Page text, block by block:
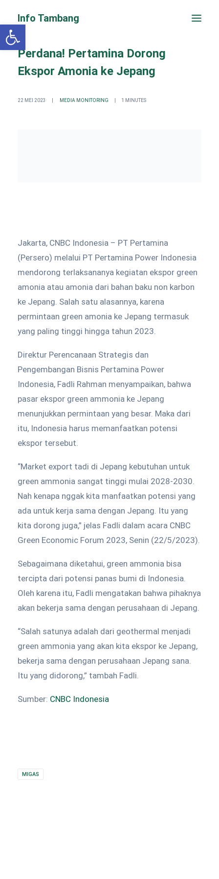
Info Tambang
Perdana! Pertamina Dorong
Ekspor Amonia ke Jepang
22 MEI 2023 MEDIA MONITORING 1 MINUTES
Jakarta, CNBC Indonesia – PT Pertamina
(Persero) melalui PT Pertamina Power Indonesia
mendorong terlaksananya kegiatan ekspor green
amonia atau amonia dari bahan baku non karbon
ke Jepang. Salah satu alasannya, karena
permintaan green amonia ke Jepang termasuk
yang paling tinggi hingga tahun 2023.
Direktur Perencanaan Strategis dan
Pengembangan Bisnis Pertamina Power
Indonesia, Fadli Rahman menyampaikan, bahwa
pasar ekspor green ammonia ke Jepang
menunjukkan permintaan yang besar. Maka dari
itu, Indonesia harus memanfaatkan potensi
ekspor tersebut.
“Market export tadi di Jepang kebutuhan untuk
green ammonia sangat tinggi mulai 2028-2030.
Nah kenapa nggak kita manfaatkan potensi yang
ada untuk kerja sama dengan Jepang. Itu yang
kita dorong juga,” jelas Fadli dalam acara CNBC
Green Economic Forum 2023, Senin (22/5/2023).
Sebagaimana diketahui, green ammonia bisa
tercipta dari potensi panas bumi di Indonesia.
Oleh karena itu, Fadli mengatakan bahwa pihaknya
akan bekerja sama dengan perusahaan di Jepang.
“Salah satunya adalah dari geothermal menjadi
green ammonia yang akan kita ekspor ke Jepang,
bekerja sama dengan perusahaan Jepang sana.
Itu yang didorong,” tambah Fadli.
Sumber: CNBC Indonesia
MIGAS
Open toolbar